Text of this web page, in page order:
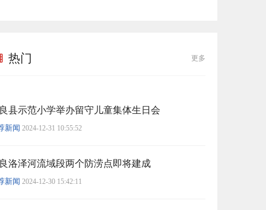
热门 更多
县示范小学举办留守儿童集体生日会
新闻 2024-12-31 10:55:52
洛泽河流域段两个防涝点即将建成
新闻 2024-12-30 15:42:11